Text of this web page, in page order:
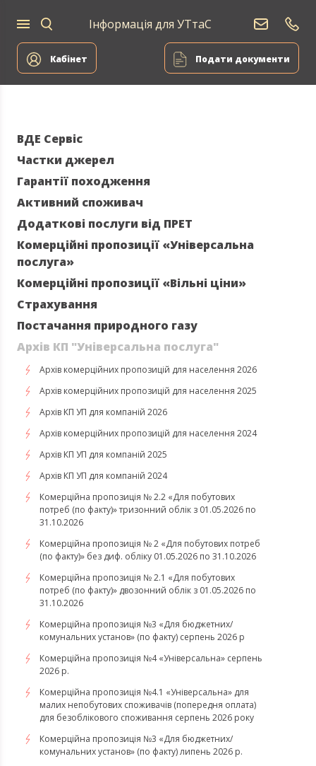
Кабінет Подати документи
Інформація для УТтаС
дому
компаній
Постачання
природного
газу
ВДЕ Сервіс
Частки джерел
Гарантії походження
Активний споживач
Додаткові послуги від ПРЕТ
Комерційні пропозиції «Універсальна
послуга»
Комерційні пропозиції «Вільні ціни»
Страхування
Постачання природного газу
Архів КП "Універсальна послуга"
Архів комерційних пропозицій для населення 2026
Архів комерційних пропозицій для населення 2025
Архів КП УП для компаній 2026
Архів комерційних пропозицій для населення 2024
Архів КП УП для компаній 2025
Архів КП УП для компаній 2024
Комерційна пропозиція № 2.2 «Для побутових
потреб (по факту)» тризонний облік з 01.05.2026 по
31.10.2026
Комерційна пропозиція № 2 «Для побутових потреб
(по факту)» без диф. обліку 01.05.2026 по 31.10.2026
Комерційна пропозиція № 2.1 «Для побутових
потреб (по факту)» двозонний облік з 01.05.2026 по
31.10.2026
Комерційна пропозиція №3 «Для бюджетних/
комунальних установ» (по факту) серпень 2026 р
Комерційна пропозиція №4 «Універсальна» серпень
2026 р.
Комерційна пропозиція №4.1 «Універсальна» для
малих непобутових споживачів (попередня оплата)
для безоблікового споживання серпень 2026 року
Комерційна пропозиція №3 «Для бюджетних/
комунальних установ» (по факту) липень 2026 р.